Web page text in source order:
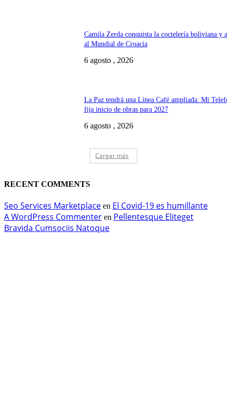
Camila Zerda conquista la coctelería boliviana y
al Mundial de Croacia
6 agosto , 2026
La Paz tendrá una Línea Café ampliada: Mi
fija inicio de obras para 2027
6 agosto , 2026
Cargar más
RECENT COMMENTS
Seo Services Marketplace en El Covid-19 es humillante
A WordPress Commenter en Pellentesque Eliteget
Bravida Cumsociis Natoque